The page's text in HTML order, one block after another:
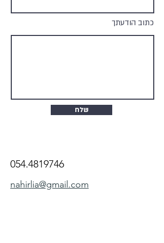
כתוב הודעתך
שלח
054.4819746
nahirlia@gmail.com